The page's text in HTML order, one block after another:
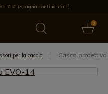
75€ (Spagna continentale)
0
Venduti Marche
per la caccia Casco